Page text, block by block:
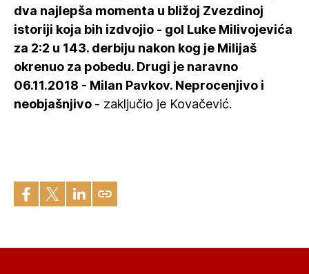
dva najlepša momenta u bližoj Zvezdinoj
istoriji koja bih izdvojio - gol Luke Milivojevića
za 2:2 u 143. derbiju nakon kog je Milijaš
okrenuo za pobedu. Drugi je naravno
06.11.2018 - Milan Pavkov. Neprocenjivo i
neobjašnjivo - zaključio je Kovačević.